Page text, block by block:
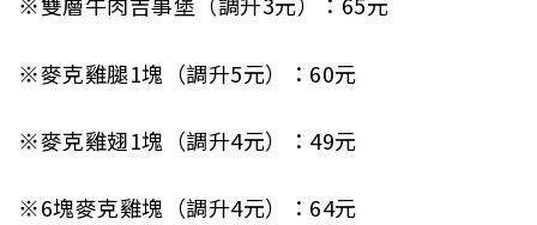
※麥克雞腿1塊（調升5元）：60元
※麥克雞翅1塊（調升4元）：49元
※6塊麥克雞塊（調升4元）：64元